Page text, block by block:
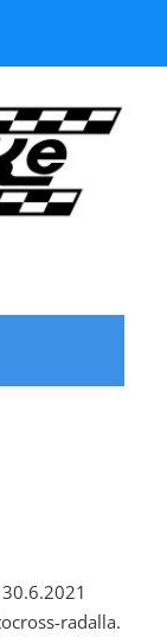
radalla.